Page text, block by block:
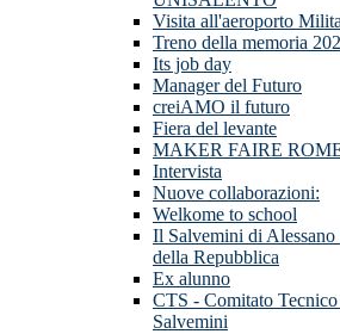
Visita all'aeroporto
Treno della memoria
Its job day
Manager del Futuro
creiAMO il futuro
Fiera del levante
MAKER FAIRE
Intervista
Nuove collaborazioni:
Welkome to school
Il Salvemini di Alessano
della Repubblica
Ex alunno
CTS - Comitato
Salvemini